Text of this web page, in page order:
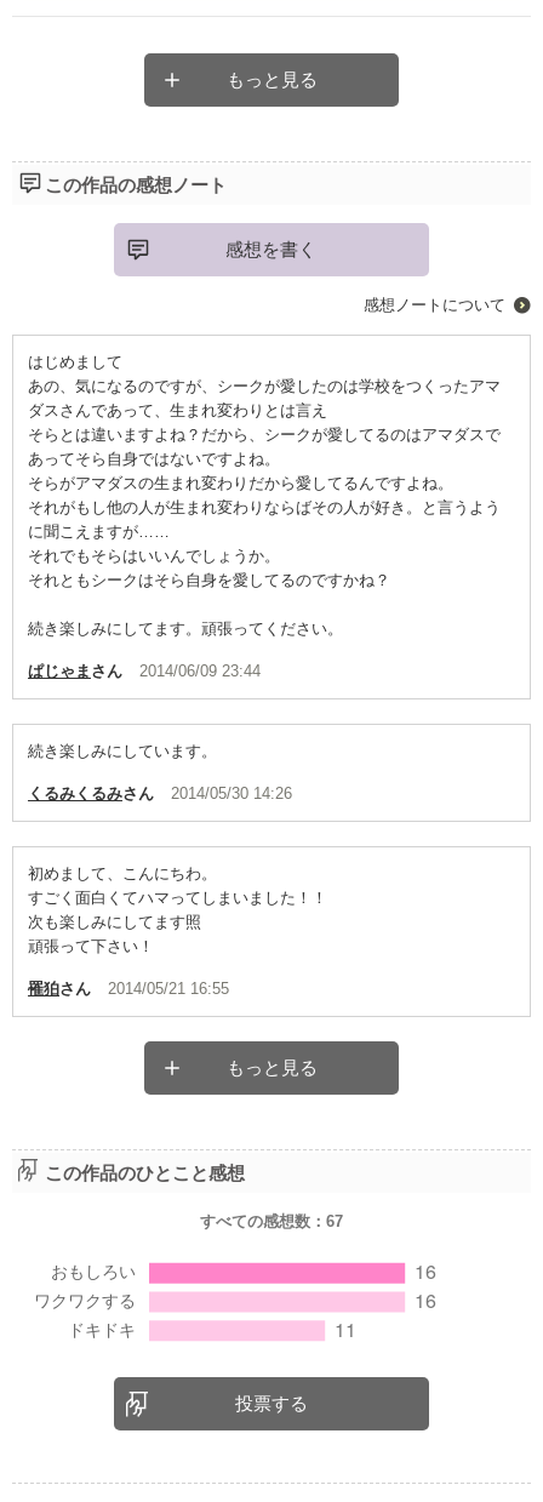
もっと見る
この作品の感想ノート
感想を書く
感想ノートについて
はじめまして
あの、気になるのですが、シークが愛したのは学校をつくったアマ
ダスさんであって、生まれ変わりとは言え
そらとは違いますよね？だから、シークが愛してるのはアマダスで
あってそら自身ではないですよね。
そらがアマダスの生まれ変わりだから愛してるんですよね。
それがもし他の人が生まれ変わりならばその人が好き。と言うよう
に聞こえますが……
それでもそらはいいんでしょうか。
それともシークはそら自身を愛してるのですかね？
続き楽しみにしてます。頑張ってください。
ぱじゃま さん 2014/06/09 23:44
続き楽しみにしています。
くるみくるみさん 2014/05/30 14:26
初めまして、こんにちわ。
すごく面白くてハマってしまいました！！
次も楽しみにしてます照
頑張って下さい！
罹狛さん 2014/05/21 16:55
もっと見る
この作品のひとこと感想
すべての感想数： 67
投票する